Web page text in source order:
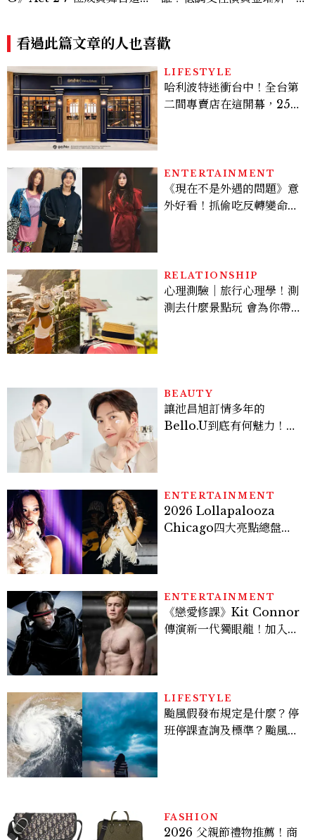
看過此篇文章的人也喜歡
LIFESTYLE
哈利波特迷衝台中！全台第
二間專賣店在這開幕，25週
ENTERTAINMENT
《現在不是外遇的問題》意
外好看！抓偷吃反轉變命
看點懶人包
RELATIONSHIP
心理測驗｜旅行心理學！測
測去什麼景點玩 會為你帶來
BEAUTY
讓池昌旭訂情多年的
Bello.U到底有何魅力！揭
倦感，超神！
ENTERTAINMENT
2026 Lollapalooza
Chicago四大亮點總盤
ENTERTAINMENT
《戀愛修課》Kit Connor
傳演新一代獨眼龍！加入新
LIFESTYLE
颱風假發布規定是什麼？停
班停課查詢及標準？颱風假
FASHION
2026 父親節禮物推薦！商